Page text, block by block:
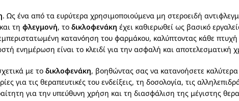
. Ως ένα από τα ευρύτερα χρησιμοποιούμενα μη στεροειδή
και τη φλεγμονή, το δικλοφενάκη έχει καθιερωθεί ως βασικό
κατανόηση του φαρμάκου, καλύπτοντας κάθε
ενημέρωση είναι το κλειδί για την ασφαλή και
με το δικλοφενάκη, βοηθώντας σας να κατανοήσετε καλύτερα
για τις θεραπευτικές του ενδείξεις, τη δοσολογία, τις
για την υπεύθυνη χρήση και τη διασφάλιση της μέγιστης